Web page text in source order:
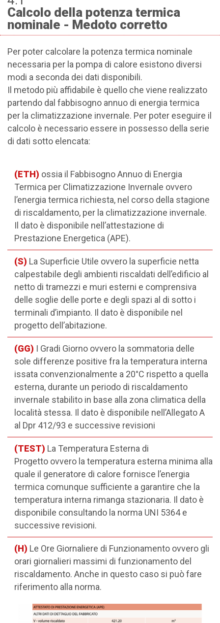
Calcolo della potenza termica
nominale - Medoto corretto
Per poter calcolare la potenza termica nominale
necessaria per la pompa di calore esistono diversi
modi a seconda dei dati disponibili.
Il metodo più affidabile è quello che viene realizzato
partendo dal fabbisogno annuo di energia termica
per la climatizzazione invernale. Per poter eseguire il
calcolo è necessario essere in possesso della serie
di dati sotto elencata:
(ETH) ossia il Fabbisogno Annuo di Energia
Termica per Climatizzazione Invernale ovvero
l’energia termica richiesta, nel corso della stagione
di riscaldamento, per la climatizzazione invernale.
Il dato è disponibile nell’attestazione di
Prestazione Energetica (APE).
(S) La Superficie Utile ovvero la superficie netta
calpestabile degli ambienti riscaldati dell’edificio al
netto di tramezzi e muri esterni e comprensiva
delle soglie delle porte e degli spazi al di sotto i
terminali d’impianto. Il dato è disponibile nel
progetto dell’abitazione.
(GG) I Gradi Giorno ovvero la sommatoria delle
sole differenze positive fra la temperatura interna
issata convenzionalmente a 20°C rispetto a quella
esterna, durante un periodo di riscaldamento
invernale stabilito in base alla zona climatica della
località stessa. Il dato è disponibile nell’Allegato A
al Dpr 412/93 e successive revisioni
(TEST) La Temperatura Esterna di
Progetto ovvero la temperatura esterna minima alla
quale il generatore di calore fornisce l’energia
termica comunque sufficiente a garantire che la
temperatura interna rimanga stazionaria. Il dato è
disponibile consultando la norma UNI 5364 e
successive revisioni.
(H) Le Ore Giornaliere di Funzionamento ovvero gli
orari giornalieri massimi di funzionamento del
riscaldamento. Anche in questo caso si può fare
riferimento alla norma.